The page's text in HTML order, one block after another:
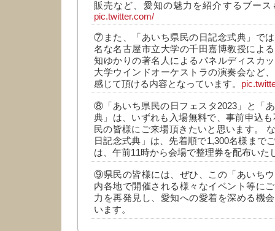
販売など、愛知の魅力を紹介するブー
pic.twitter.com/
⑦また、「あいち県民の日記念式典」で
名な名古屋市立大学の千田嘉博教授によ
知ゆかりの著名人によるパネルディスカ
大学ウインドオーケストラの演奏会など
感じて頂ける内容となっています。
⑧「あいち県民の日フェスタ2023」と「
典」は、いずれも入場無料で、事前申込
民の皆様にご来場頂きたいと思います。
日記念式典」は、先着順で1,300名様まで
は、午前11時から会場で整理券を配布いた
⑨県民の皆様には、ぜひ、この「あいち
内各地で開催される様々なイベント等に
力を再発見し、愛知への愛着を深める機
います。